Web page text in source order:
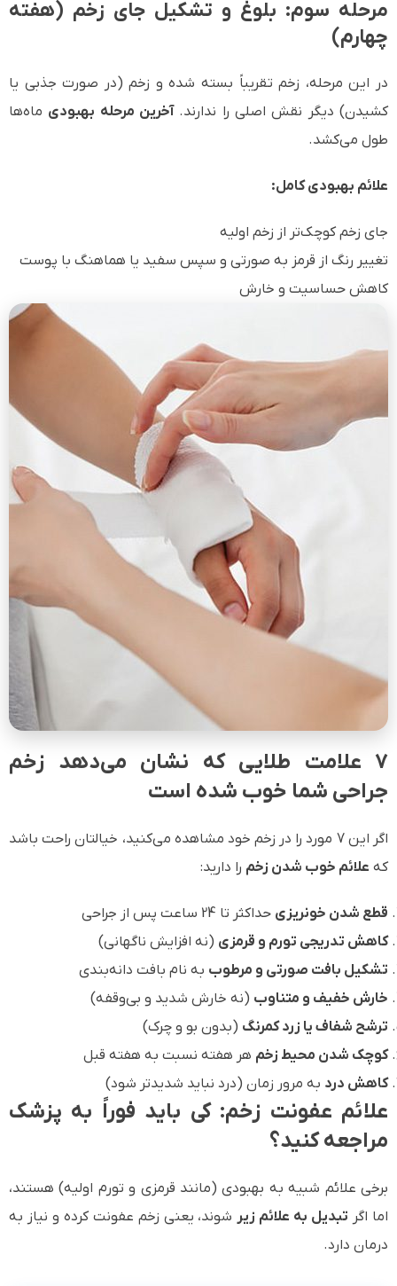
مرحله سوم: بلوغ و تشکیل جای زخم (هفته
چهارم)
در این مرحله، زخم تقریباً بسته شده و زخم (در صورت جذبی یا
کشیدن) دیگر نقش اصلی را ندارند.آخرین مرحله بهبودی ماه‌ها
طول می‌کشد.
علائم بهبودی کامل:
جای زخم کوچک‌تر از زخم اولیه
تغییر رنگ از قرمز به صورتی و سپس سفید یا هماهنگ با پوست
کاهش حساسیت و خارش
7 علامت طلایی که نشان می‌دهد زخم
جراحی شما خوب شده است
اگر این 7 مورد را در زخم خود مشاهده می‌کنید، خیالتان راحت باشد
که علائم خوب شدن زخم را دارید:
قطع شدن خونریزی حداکثر تا 24 ساعت پس از جراحی
کاهش تدریجی تورم و قرمزی (نه افزایش ناگهانی)
تشکیل بافت صورتی و مرطوب به نام بافت دانه‌بندی
خارش خفیف و متناوب (نه خارش شدید و بی‌وقفه)
ترشح شفاف یا زرد کمرنگ (بدون بو و چرک)
کوچک شدن محیط زخم هر هفته نسبت به هفته قبل
کاهش درد به مرور زمان (درد نباید شدیدتر شود)
علائم عفونت زخم: کی باید فوراً به پزشک
مراجعه کنید؟
برخی علائم شبیه به بهبودی (مانند قرمزی و تورم اولیه) هستند،
اما اگر تبدیل به علائم زیرشوند، یعنی زخم عفونت کرده و نیاز به
درمان دارد.